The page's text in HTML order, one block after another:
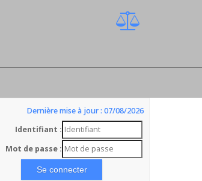
Dernière mise à jour : 07/08/2026
Identifiant :
Mot de passe :